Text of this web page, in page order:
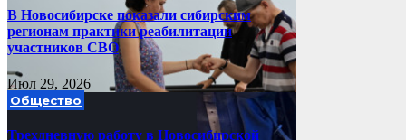
В Новосибирске показали сибирским
регионам практики реабилитации
участников СВО
Июл 29, 2026
Общество
Трехдневную работу в Новосибирской